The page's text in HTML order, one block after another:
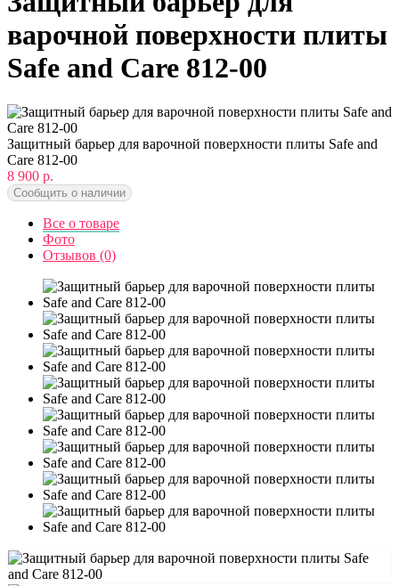
варочной поверхности плиты
Safe and Care 812-00
Защитный барьер для варочной поверхности плиты Safe and
Care 812-00
8 900 р.
Сообщить о наличии
Все о товаре
Фото
Отзывов (0)